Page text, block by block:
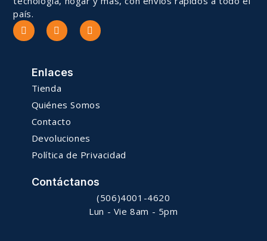
país.
Enlaces
Tienda
Quiénes Somos
Contacto
Devoluciones
Política de Privacidad
Contáctanos
(506)4001-4620
Lun - Vie 8am - 5pm